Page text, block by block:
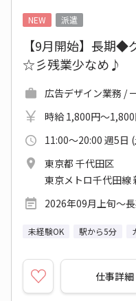
NEW
派遣
【9月開始】長期◆
☆彡残業少なめ♪
広告デザイン業務 /
時給 1,800円～
11:00～20:00 週5日
東京都 千代田区
東京メトロ千代田線
2026年09月上旬～
未経験OK 駅から5分
仕事詳細